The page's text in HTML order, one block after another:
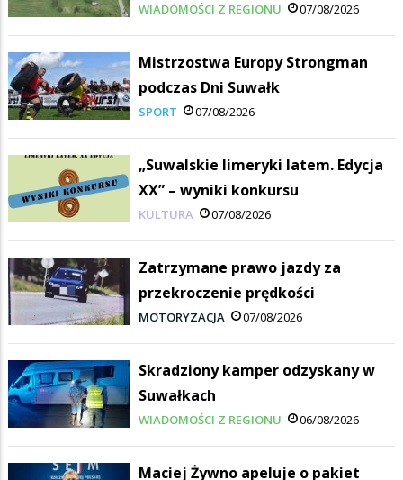
WIADOMOŚCI Z REGIONU 07/08/2026
Mistrzostwa Europy Strongman
podczas Dni Suwałk
SPORT 07/08/2026
„Suwalskie limeryki latem. Edycja
XX” – wyniki konkursu
KULTURA 07/08/2026
Zatrzymane prawo jazdy za
przekroczenie prędkości
MOTORYZACJA 07/08/2026
Skradziony kamper odzyskany w
Suwałkach
WIADOMOŚCI Z REGIONU 06/08/2026
Maciej Żywno apeluje o pakiet